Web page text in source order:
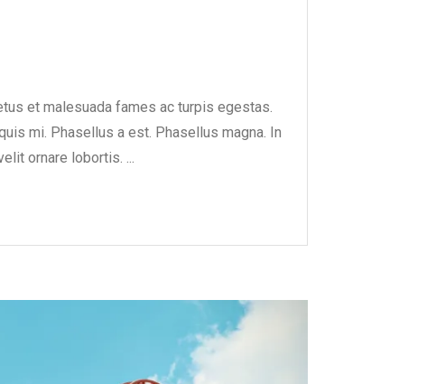
et malesuada fames ac turpis egestas.
mi. Phasellus a est. Phasellus magna. In
ornare lobortis. ...